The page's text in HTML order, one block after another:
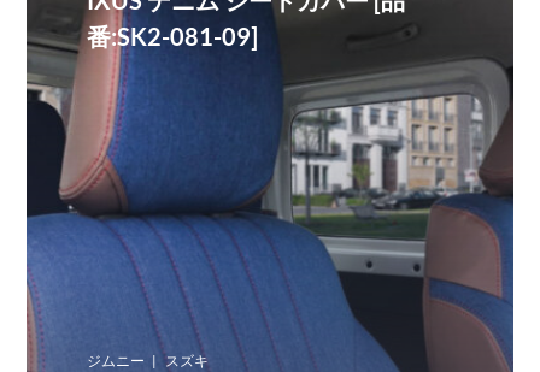
番:SK2-081-09]
ジムニー スズキ